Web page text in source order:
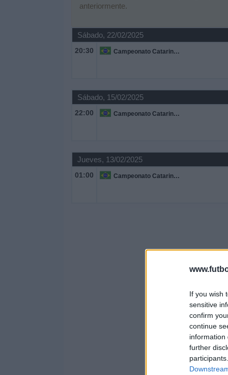
If you wish
sensitive
confirm
continue
information
further
anteriormente.
Sábado, 22/02/2025
20:30 Campeonato Catarinense
Sábado, 15/02/2025
22:00 Campeonato Catarinense
Jueves, 13/02/2025
01:00 Campeonato Catarinense